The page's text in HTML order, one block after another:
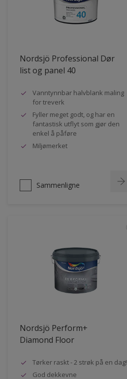
Nordsjö Professional Dør
list og panel 40
Vanntynnbar halvblank maling
for treverk
Fyller meget godt, og har en
fantastisk utflyt som gjør den
enkel å påføre
Miljømerket
Sammenligne
Nordsjö Perform+
Diamond Floor
Tørker raskt - 2 strøk på en dag!
God dekkevne